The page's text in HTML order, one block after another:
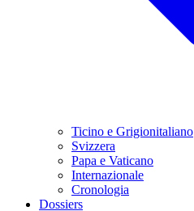
Ticino e Grigionitaliano
Svizzera
Papa e Vaticano
Internazionale
Cronologia
Dossiers